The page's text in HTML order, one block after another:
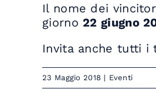
Il nome dei
giorno22 giugno
Invita anche tutti i
23 Maggio 2018 | Eventi